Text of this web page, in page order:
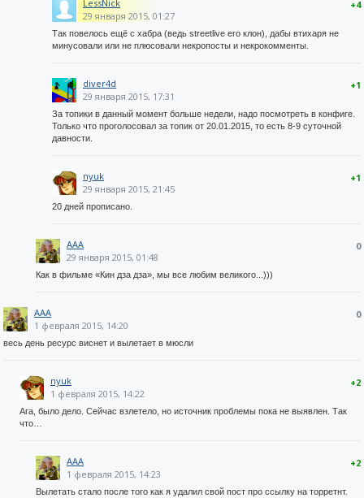
+4
LessNick
29 января 2015, 01:27
Так повелось ещё с хабра (ведь streetlive его клон), дабы втихаря не
минусовали или не плюсовали некропосты и некрокомменты.
+1
diver4d
29 января 2015, 17:31
За топики в данный момент больше недели, надо посмотреть в конфиге.
Только что проголосовал за топик от 20.01.2015, то есть 8-9 суточной
давности.
+1
nyuk
29 января 2015, 21:45
20 дней прописано.
0
AAA
29 января 2015, 01:48
Как в фильме «Кин дза дза», мы все любим великого...)))
0
AAA
1 февраля 2015, 14:20
весь день ресурс виснет и вылетает в мюсли
+2
nyuk
1 февраля 2015, 14:22
Ага, было дело. Сейчас взлетело, но источник проблемы пока не выявлен. Так
что…
+2
AAA
1 февраля 2015, 14:23
Вылетать стало после того как я удалил свой пост про ссылку на торретнт.